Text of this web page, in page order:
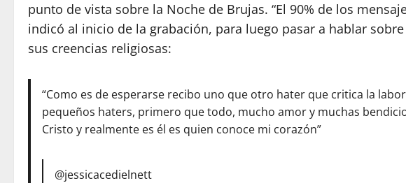
punto de vista sobre la Noche de Brujas. “El 90% de los
indicó al inicio de la grabación, para luego pasar a hablar
sus creencias religiosas:
“Como es de esperarse recibo uno que otro hater que critica la
pequeños haters, primero que todo, mucho amor y muchas
Cristo y realmente es él es quien conoce mi corazón”
@jessicacedielnett